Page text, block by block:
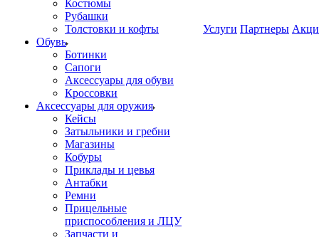
Костюмы
Рубашки
Толстовки и кофты
Обувь
Ботинки
Сапоги
Аксессуары для обуви
Кроссовки
Аксессуары для оружия
Кейсы
Затыльники и гребни
Магазины
Кобуры
Приклады и цевья
Антабки
Ремни
Прицельные
приспособления и ЛЦУ
Запчасти и
Услуги Партнеры